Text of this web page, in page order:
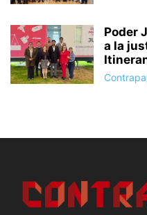
Poder
a la